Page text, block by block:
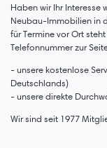
Haben wir Ihr Interesse
Neubau-Immobilien in
für Termine vor Ort
Telefonnummer zur
- unsere kostenlose
Deutschlands)
- unsere direkte
Wir sind seit 1977